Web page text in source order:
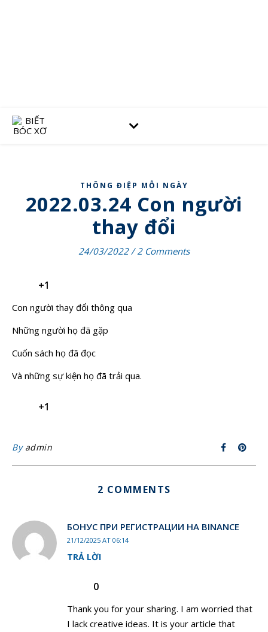
THÔNG ĐIỆP MỖI NGÀY
2022.03.24 Con người
thay đổi
24/03/2022 / 2 Comments
+1
Con người thay đổi thông qua
Những người họ đã gặp
Cuốn sách họ đã đọc
Và những sự kiện họ đã trải qua.
+1
By admin
2 COMMENTS
БОНУС ПРИ РЕГИСТРАЦИИ НА BINANCE
21/12/2025 AT 06:14
TRẢ LỜI
0
Thank you for your sharing. I am worried that
I lack creative ideas. It is your article that